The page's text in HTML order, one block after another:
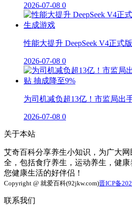
2026-07-08 0
性能大提升 DeepSeek V4正式
2026-07-08 0
为司机减负超13亿！市监局出
2026-07-08 0
关于本站
艾奇百科分享养生小知识，为广大
全，包括食疗养生，运动养生，健
您健康生活的好伴侣！
Copyright @ 就爱百科(92jkw.com)晋ICP备
联系我们